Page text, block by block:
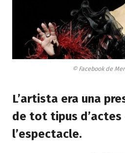
© Facebook de
L’artista era una
de tot tipus
l’espectacle.